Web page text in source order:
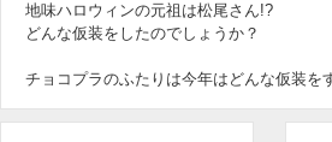
地味ハロウィンの元祖は松尾さん!?
どんな仮装をしたのでしょうか？
チョコプラのふたりは今年はどんな仮装を